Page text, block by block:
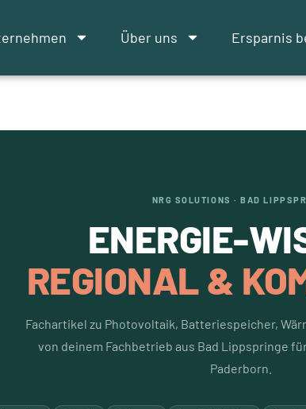
Über uns Ersparnis
NRG SOLUTIONS · BAD
ENERGIE-
REGIONAL &
Fachartikel zu Photovoltaik, Batteriespeicher,
von deinem Fachbetrieb aus Bad Lippspringe
Paderborn.